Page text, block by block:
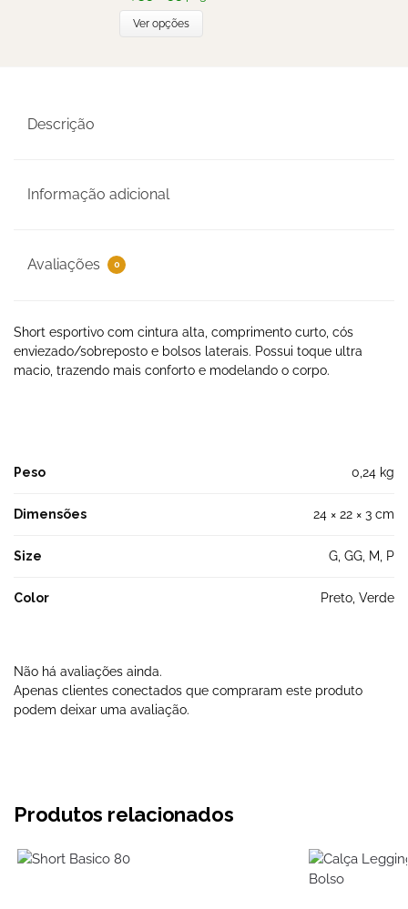
Ver opções
Descrição
Informação adicional
Avaliações 0
Short esportivo com cintura alta, comprimento curto, cós
enviezado/sobreposto e bolsos laterais. Possui toque ultra
macio, trazendo mais conforto e modelando o corpo.
Peso 0,24 kg
Dimensões 24 × 22 × 3 cm
Size G, GG, M, P
Color Preto, Verde
Não há avaliações ainda.
Apenas clientes conectados que compraram este produto
podem deixar uma avaliação.
Produtos relacionados